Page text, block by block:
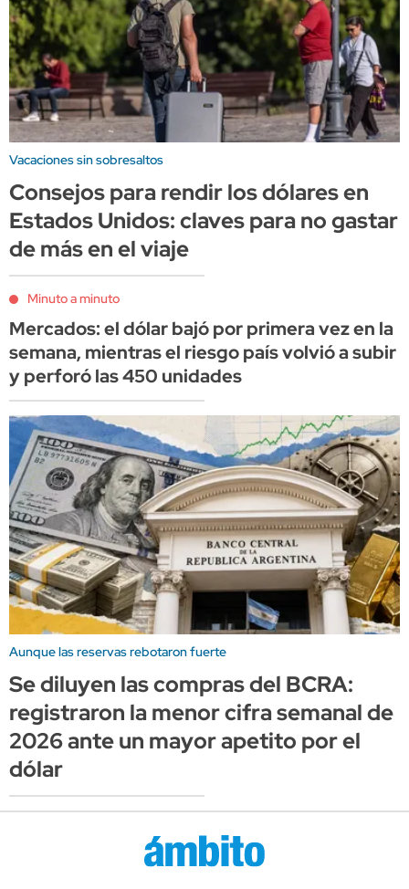
Vacaciones sin sobresaltos
Consejos para rendir los dólares en
Estados Unidos: claves para no gastar
de más en el viaje
Minuto a minuto
Mercados: el dólar bajó por primera vez en la
semana, mientras el riesgo país volvió a subir
y perforó las 450 unidades
Aunque las reservas rebotaron fuerte
Se diluyen las compras del BCRA:
registraron la menor cifra semanal de
2026 ante un mayor apetito por el
dólar